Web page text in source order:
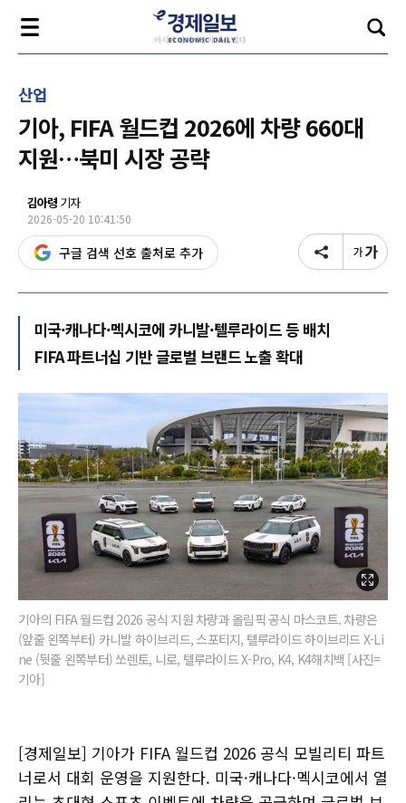
산업
기아, FIFA 월드컵 2026에 차량 660대
지원…북미 시장 공략
김아령 기자
2026-05-20 10:41:50
구글 검색 선호 출처로 추가
미국·캐나다·멕시코에 카니발·텔루라이드 등 배치
FIFA 파트너십 기반 글로벌 브랜드 노출 확대
기아의 FIFA 월드컵 2026 공식 지원 차량과 올림픽 공식 마스코트. 차량은
(앞줄 왼쪽부터) 카니발 하이브리드, 스포티지, 텔루라이드 하이브리드 X-Li
ne (뒷줄 왼쪽부터) 쏘렌토, 니로, 텔루라이드 X-Pro, K4, K4해치백 [사진=
기아]
[경제일보] 기아가 FIFA 월드컵 2026 공식 모빌리티 파트
너로서 대회 운영을 지원한다. 미국·캐나다·멕시코에서 열